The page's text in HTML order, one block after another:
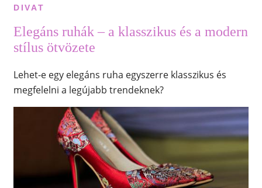
DIVAT
Elegáns ruhák – a klasszikus és a modern
stílus ötvözete
Lehet-e egy elegáns ruha egyszerre klasszikus és
megfelelni a legújabb trendeknek?